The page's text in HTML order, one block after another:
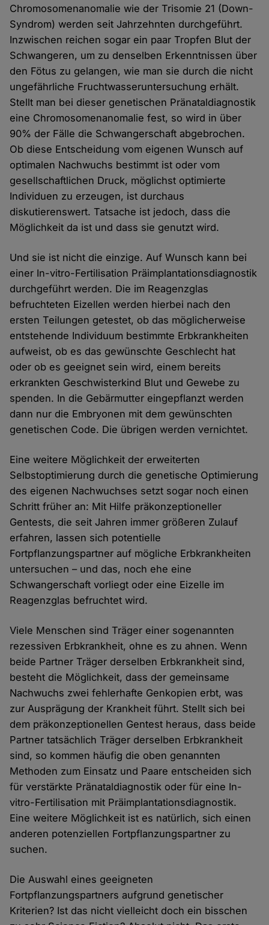
Chromosomenanomalie wie der Trisomie 21 (Down-
Syndrom) werden seit Jahrzehnten durchgeführt.
Inzwischen reichen sogar ein paar Tropfen Blut der
Schwangeren, um zu denselben Erkenntnissen über
den Fötus zu gelangen, wie man sie durch die nicht
ungefährliche Fruchtwasseruntersuchung erhält.
Stellt man bei dieser genetischen Pränataldiagnostik
eine Chromosomenanomalie fest, so wird in über
90% der Fälle die Schwangerschaft abgebrochen.
Ob diese Entscheidung vom eigenen Wunsch auf
optimalen Nachwuchs bestimmt ist oder vom
gesellschaftlichen Druck, möglichst optimierte
Individuen zu erzeugen, ist durchaus
diskutierenswert. Tatsache ist jedoch, dass die
Möglichkeit da ist und dass sie genutzt wird.
Und sie ist nicht die einzige. Auf Wunsch kann bei
einer In-vitro-Fertilisation Präimplantationsdiagnostik
durchgeführt werden. Die im Reagenzglas
befruchteten Eizellen werden hierbei nach den
ersten Teilungen getestet, ob das möglicherweise
entstehende Individuum bestimmte Erbkrankheiten
aufweist, ob es das gewünschte Geschlecht hat
oder ob es geeignet sein wird, einem bereits
erkrankten Geschwisterkind Blut und Gewebe zu
spenden. In die Gebärmutter eingepflanzt werden
dann nur die Embryonen mit dem gewünschten
genetischen Code. Die übrigen werden vernichtet.
Eine weitere Möglichkeit der erweiterten
Selbstoptimierung durch die genetische Optimierung
des eigenen Nachwuchses setzt sogar noch einen
Schritt früher an: Mit Hilfe präkonzeptioneller
Gentests, die seit Jahren immer größeren Zulauf
erfahren, lassen sich potentielle
Fortpflanzungspartner auf mögliche Erbkrankheiten
untersuchen – und das, noch ehe eine
Schwangerschaft vorliegt oder eine Eizelle im
Reagenzglas befruchtet wird.
Viele Menschen sind Träger einer sogenannten
rezessiven Erbkrankheit, ohne es zu ahnen. Wenn
beide Partner Träger derselben Erbkrankheit sind,
besteht die Möglichkeit, dass der gemeinsame
Nachwuchs zwei fehlerhafte Genkopien erbt, was
zur Ausprägung der Krankheit führt. Stellt sich bei
dem präkonzeptionellen Gentest heraus, dass beide
Partner tatsächlich Träger derselben Erbkrankheit
sind, so kommen häufig die oben genannten
Methoden zum Einsatz und Paare entscheiden sich
für verstärkte Pränataldiagnostik oder für eine In-
vitro-Fertilisation mit Präimplantationsdiagnostik.
Eine weitere Möglichkeit ist es natürlich, sich einen
anderen potenziellen Fortpflanzungspartner zu
suchen.
Die Auswahl eines geeigneten
Fortpflanzungspartners aufgrund genetischer
Kriterien? Ist das nicht vielleicht doch ein bisschen